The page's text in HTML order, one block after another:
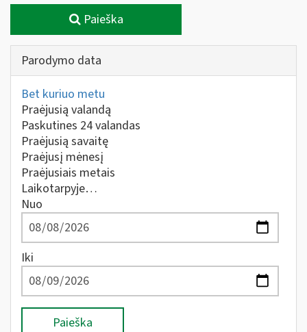
Paieška
Parodymo data
Bet kuriuo metu
Praėjusią valandą
Paskutines 24 valandas
Praėjusią savaitę
Praėjusį mėnesį
Praėjusiais metais
Laikotarpyje…
Nuo
Iki
Paieška